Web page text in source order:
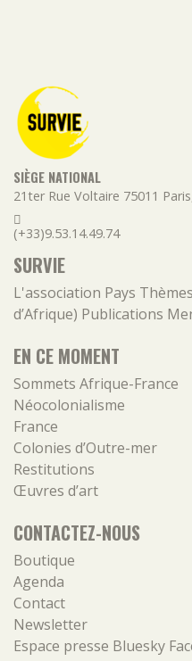
SIÈGE NATIONAL
21ter Rue Voltaire 75011 Paris
(+33)9.53.14.49.74
SURVIE
L'association Pays Thèmes
d’Afrique) Publications
EN CE MOMENT
Sommets Afrique-France
Néocolonialisme
France
Colonies d’Outre-mer
Restitutions
Œuvres d’art
CONTACTEZ-NOUS
Boutique
Agenda
Contact
Newsletter
Espace presse Bluesky